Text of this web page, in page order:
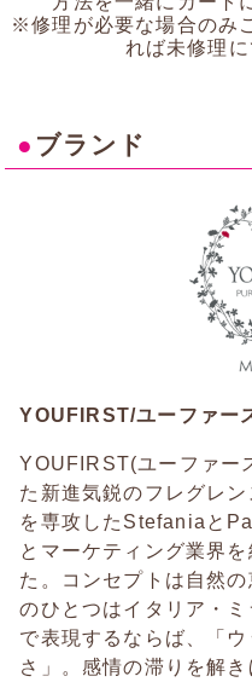
※修理が必要な場合のみ
れば未修理に
● ブランド
YOUFIRST/ユーファー
YOUFIRST(ユーファー
た新進気鋭のフレグレ
を専攻したStefaniaと
とマーケティング業界
た。コンセプトは自然
のひとつはイタリア・
で表現するならば、「
さ」。感情の滞りを解